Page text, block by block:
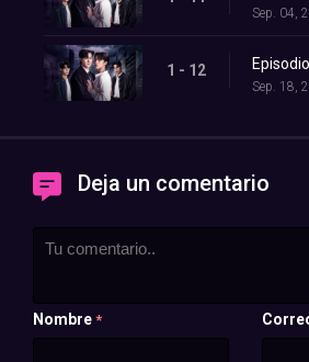
Sep. 04,
1 - 12
Sep. 18,
Deja un comentario
Nombre *